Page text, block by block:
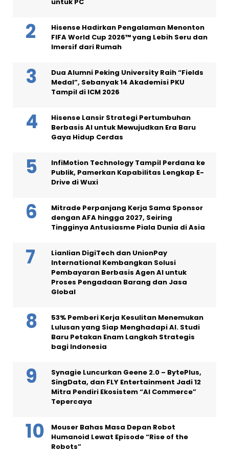
Hisense Hadirkan Pengalaman Menonton
FIFA World Cup 2026™ yang Lebih Seru dan
Imersif dari Rumah
Dua Alumni Peking University Raih “Fields
Medal”, Sebanyak 14 Akademisi PKU
Tampil di ICM 2026
Hisense Lansir Strategi Pertumbuhan
Berbasis AI untuk Mewujudkan Era Baru
Gaya Hidup Cerdas
InfiMotion Technology Tampil Perdana ke
Publik, Pamerkan Kapabilitas Lengkap E-
Drive di Wuxi
Mitrade Perpanjang Kerja Sama Sponsor
dengan AFA hingga 2027, Seiring
Tingginya Antusiasme Piala Dunia di Asia
Lianlian DigiTech dan UnionPay
International Kembangkan Solusi
Pembayaran Berbasis Agen AI untuk
Proses Pengadaan Barang dan Jasa
Global
53% Pemberi Kerja Kesulitan Menemukan
Lulusan yang Siap Menghadapi AI. Studi
Baru Petakan Enam Langkah Strategis
bagi Indonesia
Synagie Luncurkan Geene 2.0 – BytePlus,
SingData, dan FLY Entertainment Jadi 12
Mitra Pendiri Ekosistem “AI Commerce”
Tepercaya
Mouser Bahas Masa Depan Robot
Humanoid Lewat Episode “Rise of the
Robots”